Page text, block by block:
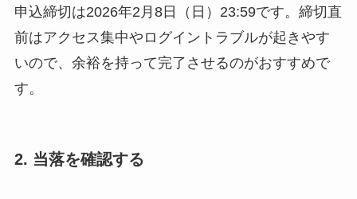
申込締切は2026年2月8日（日）23:59です。締切直
前はアクセス集中やログイントラブルが起きやす
いので、余裕を持って完了させるのがおすすめで
す。
2. 当落を確認する